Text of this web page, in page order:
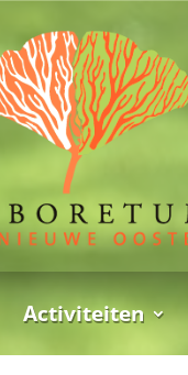
Activiteiten